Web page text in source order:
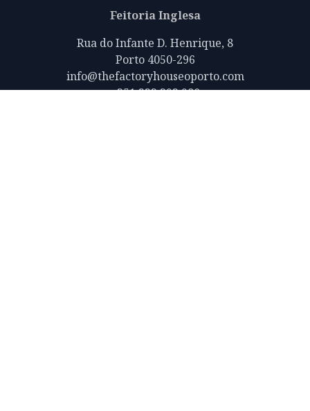
Feitoria Inglesa
Rua do Infante D. Henrique, 8
Porto 4050-296
info@thefactoryhouseoporto.com
+351 223 392 980